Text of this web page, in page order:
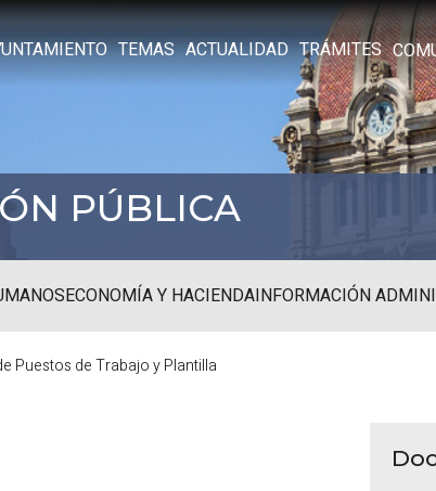
TEMAS ACTUALIDAD TRÁMITES
PÚBLICA
ECONOMÍA Y HACIENDAINFORMACIÓN
Puestos de Trabajo y Plantilla